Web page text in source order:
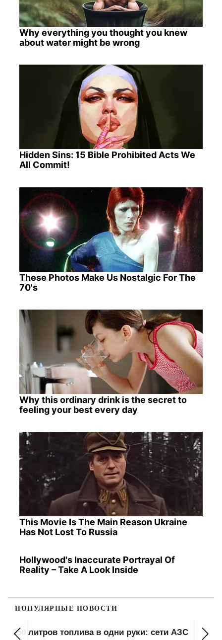
Why everything you thought you knew
about water might be wrong
Hidden Sins: 15 Bible Prohibited Acts We
All Commit!
These Photos Make Us Nostalgic For The
70's
Why this ordinary drink is the secret to
feeling your best every day
This Movie Is The Main Reason Ukraine
Has Not Lost To Russia
Hollywood's Inaccurate Portrayal Of
Reality – Take A Look Inside
ПОПУЛЯРНЫЕ НОВОСТИ
сети АЗС
1100 домов могут остаться без